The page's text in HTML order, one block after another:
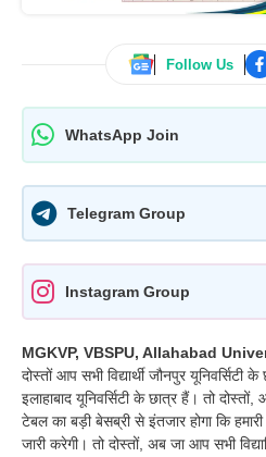
Follow Us
WhatsApp Join
Telegram Group
Instagram Group
MGKVP, VBSPU, Allahabad
दोस्तों आप सभी विद्यार्थी जौनपुर यूनिवर्सिटी के
इलाहाबाद यूनिवर्सिटी के छात्र हैं। तो
टेबल का बड़ी बेसब्री से इंतजार होगा कि
जारी करेगी। तो दोस्तों, अब जा आप सभी